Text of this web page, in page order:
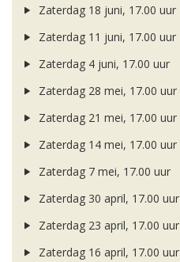
Zaterdag 18 juni, 17.00 uur
Zaterdag 11 juni, 17.00 uur
Zaterdag 4 juni, 17.00 uur
Zaterdag 28 mei, 17.00 uur
Zaterdag 21 mei, 17.00 uur
Zaterdag 14 mei, 17.00 uur
Zaterdag 7 mei, 17.00 uur
Zaterdag 30 april, 17.00 uur
Zaterdag 23 april, 17.00 uur
Zaterdag 16 april, 17.00 uur